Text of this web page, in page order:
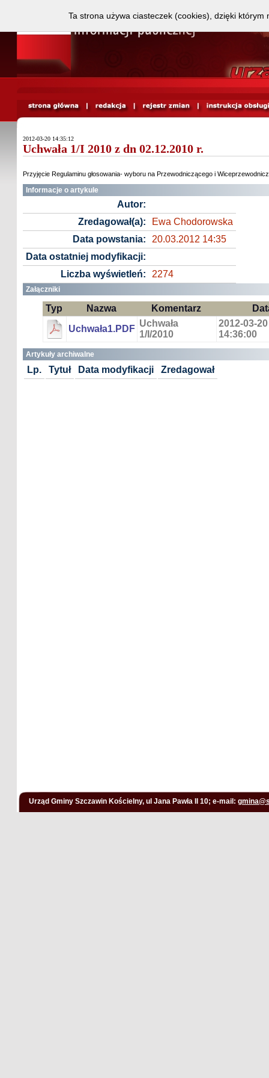
2012-03-20 14:35:12
Uchwała 1/I 2010 z dn 02.12.2010 r.
Przyjęcie Regulaminu głosowania- wyboru na Przewodniczącego i
Informacje o artykule
Autor:
Zredagował(a):
Ewa Chodorowska
Data powstania:
20.03.2012 14:35
Data ostatniej modyfikacji:
Liczba wyświetleń:
2274
Załączniki
Typ Nazwa Komentarz
Uchwała1.PDF
Uchwała
1/I/2010
2012-03-20
14:36:00
Artykuły archiwalne
Lp. Tytuł Data modyfikacji Zredagował
Urząd Gminy Szczawin Kościelny, ul Jana Pawła II 10; e-mail:
Ta strona używa ciasteczek (cookies), dzięki którym